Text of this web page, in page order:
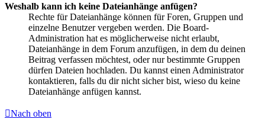
Weshalb kann ich keine Dateianhänge anfügen?
Rechte für Dateianhänge können für Foren, Gruppen und
einzelne Benutzer vergeben werden. Die Board-
Administration hat es möglicherweise nicht erlaubt,
Dateianhänge in dem Forum anzufügen, in dem du deinen
Beitrag verfassen möchtest, oder nur bestimmte Gruppen
dürfen Dateien hochladen. Du kannst einen Administrator
kontaktieren, falls du dir nicht sicher bist, wieso du keine
Dateianhänge anfügen kannst.
Nach oben